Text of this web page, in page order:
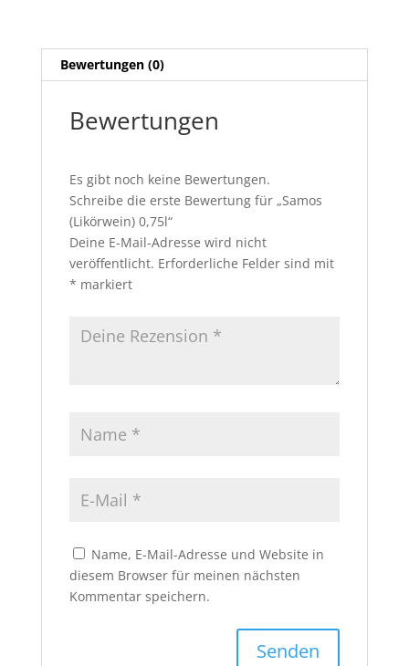
Bewertungen (0)
Bewertungen
Es gibt noch keine Bewertungen.
Schreibe die erste Bewertung für „Samos
(Likörwein) 0,75l“
Deine E-Mail-Adresse wird nicht
veröffentlicht. Erforderliche Felder sind mit
* markiert
Name, E-Mail-Adresse und Website in
diesem Browser für meinen nächsten
Kommentar speichern.